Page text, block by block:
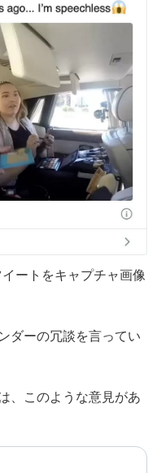
ートをキャプチャ画像
ダーの冗談を言ってい
、このような意見があ